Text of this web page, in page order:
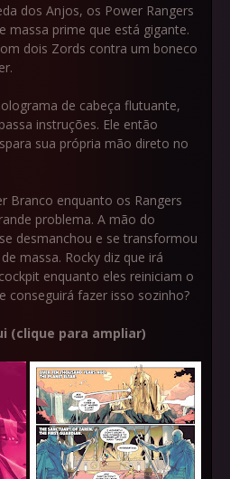
dos Anjos, os Power Rangers
massa prime que está gigante.
dois Zords contra um boneco
de cabeça flutuante,
instruções. Ele então
sua própria mão direto no
Branco enquanto os Rangers
problema. A mão do
desmanchou e se transformou
massa. Rocky diz que irá
enquanto eles reiniciam o
conseguirá fazer isso sozinho?
(clique para ampliar)